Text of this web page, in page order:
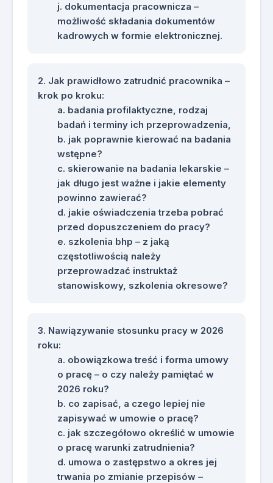
dokumentacja pracownicza –
możliwość składania dokumentów
kadrowych w formie elektronicznej.
Jak prawidłowo zatrudnić pracownika –
krok po kroku:
badania profilaktyczne, rodzaj
badań i terminy ich przeprowadzenia,
jak poprawnie kierować na badania
wstępne?
skierowanie na badania lekarskie –
jak długo jest ważne i jakie elementy
powinno zawierać?
jakie oświadczenia trzeba pobrać
przed dopuszczeniem do pracy?
szkolenia bhp – z jaką
częstotliwością należy
przeprowadzać instruktaż
stanowiskowy, szkolenia okresowe?
Nawiązywanie stosunku pracy w 2026
roku:
obowiązkowa treść i forma umowy
o pracę – o czy należy pamiętać w
2026 roku?
co zapisać, a czego lepiej nie
zapisywać w umowie o pracę?
jak szczegółowo określić w umowie
o pracę warunki zatrudnienia?
umowa o zastępstwo a okres jej
trwania po zmianie przepisów –